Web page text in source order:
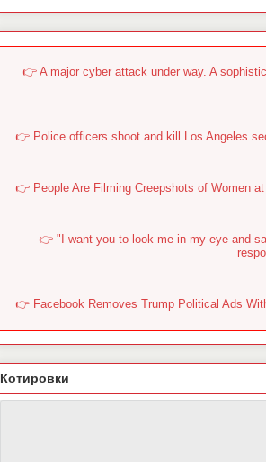
👉 A major cyber attack under way. A
👉 Police officers shoot and kill Los Angeles
👉 People Are Filming Creepshots of Women
👉 "I want you to look me in my eye and
👉 Facebook Removes Trump Political Ads
Котировки